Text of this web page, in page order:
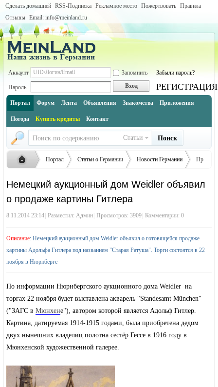
Сделать домашней RSS-Подписка Рекламное место Пожертвовать Правила
Отзывы Email: info@meinland.ru
Аккаунт Запомнить Забыли пароль?
Пароль Вход РЕГИСТРАЦИЯ
Портал Форум Лента Объявления Знакомства Приложения
Погода Купить кредиты Контакт
Статьи Поиск
Русская
жизнь и
›
Портал
›
Статьи о Германии
›
Новости Германии Пр
Немецкий аукционный дом Weidler объявил
о продаже картины Гитлера
8.11.2014 23:14 Разместил:Админ Просмотров: 3909 Комментарии: 0
Описание: Немецкий аукционный дом Weidler объявил о готовящейся продаже
картины Адольфа Гитлера под названием "Старая Ратуша". Торги состоятся в 22
ноября в Нюрнберге
По информации Нюрнбергского аукционного дома Weidler на
торгах 22 ноября будет выставлена акварель "Standesamt München"
("ЗАГС вМюнхене"), автором которой является Адольф Гитлер.
Картина, датируемая 1914-1915 годами, была приобретена дедом
двух нынешних владелиц полотна сестёр Гессе в 1916 году в
Мюнхенской художественной галерее.